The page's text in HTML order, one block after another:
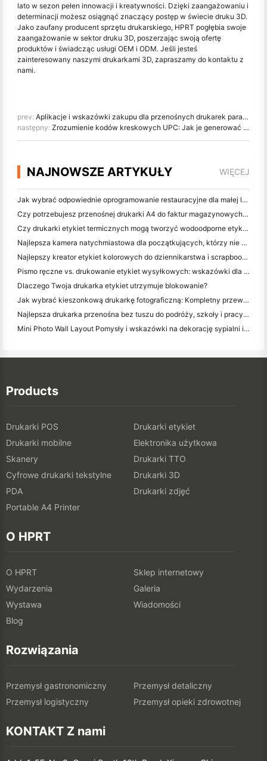
lato w sezon pełen innowacji i kreatywności. Dzięki zaangażowaniu i
determinacji możesz osiągnąć znaczący postęp w świecie druku 3D.
Jako zaufany producent sprzętu drukarskiego, HPRT pogłębia swoje
zaangażowanie w sektor druku 3D, poszerzając swoją ofertę
produktów i świadcząc usługi OEM i ODM. Jeśli jesteś
zainteresowany naszymi drukarkami 3D, zapraszamy do kontaktu z
nami.
prev: Aplikacje i wskazówki zakupu dla przenośnych drukarek paragonów
następny: Zrozumienie kodów kreskowych UPC: Jak je generować i drukować
NAJNOWSZE ARTYKUŁY WIĘCEJ
Jak wybrać odpowiednie oprogramowanie restauracyjne dla małej lub średniej restauracji
Czy potrzebujesz przenośnej drukarki A4 do faktur magazynowych? Co naprawdę działa
Czy drukarki etykiet termicznych mogą tworzyć wodoodporne etykiety dla produktów małych firm?
Najlepsza kamera natychmiastowa dla początkujących, którzy nie chcą marnować papieru
Najlepszy kreator etykiet kolorowych do dziennikarstwa i scrapbooking: dodaj więcej kolorów do każdej strony
Pismo ręczne vs. drukowanie etykiet wysyłkowych: wskazówki dla małych firm w 2026 roku
Dlaczego Twoja drukarka etykiet utrzymuje blokowanie?
Jak wybrać kieszonkową drukarkę fotograficzną: Kompletny przewodnik dla użytkowników dziennikarstwa, podróży i iPhone'a
Najlepsza drukarka przenośna bez tuszu do podróży, szkoły i pracy mobilnej: Hanin MT620 Pro Review
Mini Photo Wall Layout Pomysły i wskazówki na dekorację sypialni i dormitorium
Products
Drukarki POS
Drukarki etykiet
Drukarki mobilne
Elektronika użytkowa
Skanery
Drukarki TTO
Cyfrowe drukarki tekstylne
Drukarki 3D
PDA
Drukarki zdjęć
Portable A4 Printer
O HPRT
O HPRT
Sklep internetowy
Wydarzenia
Galeria
Wystawa
Wiadomości
Blog
Rozwiązania
Przemysł gastronomiczny
Przemysł detaliczny
Przemysł logistyczny
Przemysł opieki zdrowotnej
KONTAKT Z nami